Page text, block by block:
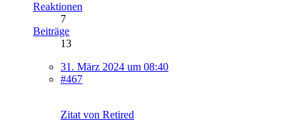
Reaktionen
7
Beiträge
13
31. März 2024 um 08:40
#467
Zitat von Retired